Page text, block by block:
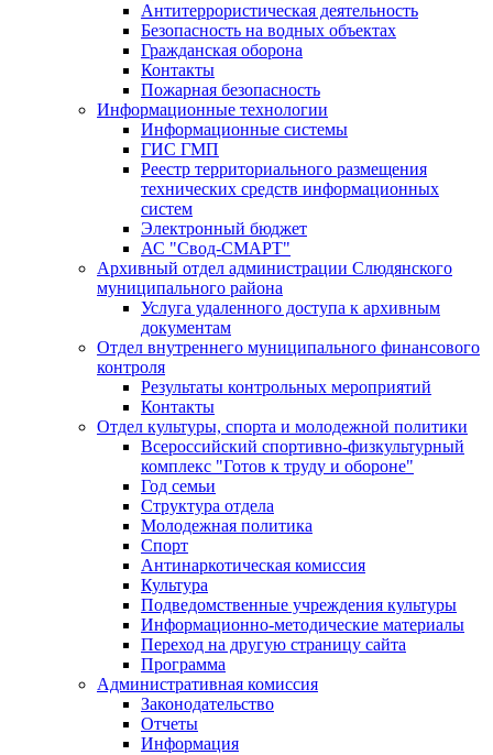
Антитеррористическая деятельность
Безопасность на водных объектах
Гражданская оборона
Контакты
Пожарная безопасность
Информационные технологии
Информационные системы
ГИС ГМП
Реестр территориального размещения
технических средств информационных
систем
Электронный бюджет
АС "Свод-СМАРТ"
Архивный отдел администрации Слюдянского
муниципального района
Услуга удаленного доступа к архивным
документам
Отдел внутреннего муниципального финансового
контроля
Результаты контрольных мероприятий
Контакты
Отдел культуры, спорта и молодежной политики
Всероссийский спортивно-физкультурный
комплекс "Готов к труду и обороне"
Год семьи
Структура отдела
Молодежная политика
Спорт
Антинаркотическая комиссия
Культура
Подведомственные учреждения культуры
Информационно-методические материалы
Переход на другую страницу сайта
Программа
Административная комиссия
Законодательство
Отчеты
Информация